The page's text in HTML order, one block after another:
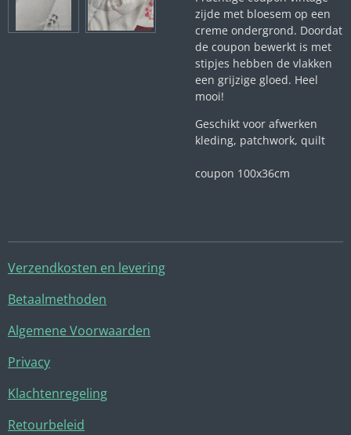
zijde met bloesem op een
creme ondergrond. Doordat
de coupon bewerkt is met
stipjes hebben de vlakken
een grijzige gloed. Heel
mooi!
Geschikt voor afwerken
kleding, patchwork, quilt
coupon 100x36cm
Verzendkosten en levering
Betaalmethoden
Algemene Voorwaarden
Privacy
Klachtenregeling
Retourbeleid